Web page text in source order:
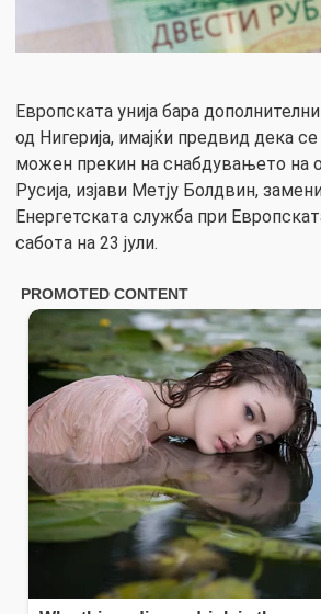
Европската унија бара
од Нигерија, имајќи предвид дека
можен прекин на снабдувањето на
Русија, изјави Метју Болдвин,
Енергетската служба при
сабота на 23 јули.